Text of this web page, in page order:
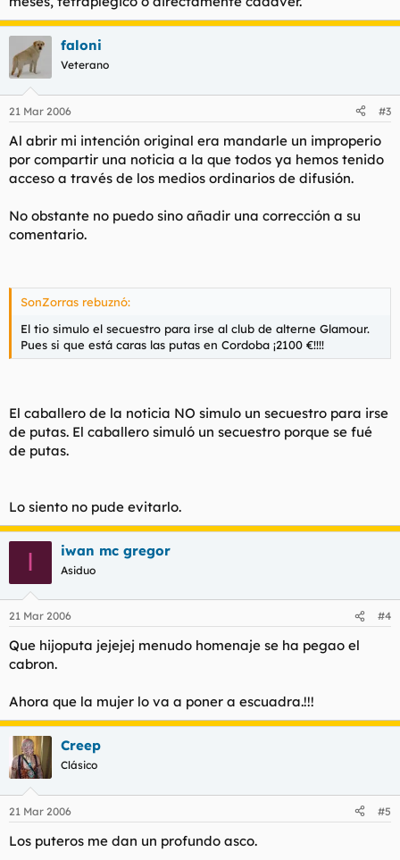
faloni
Veterano
21 Mar 2006 #3
Al abrir mi intención original era mandarle un improperio
por compartir una noticia a la que todos ya hemos tenido
acceso a través de los medios ordinarios de difusión.
No obstante no puedo sino añadir una corrección a su
comentario.
SonZorras rebuznó:
El tio simulo el secuestro para irse al club de alterne Glamour.
Pues si que está caras las putas en Cordoba ¡2100 €!!!!
El caballero de la noticia NO simulo un secuestro para irse
de putas. El caballero simuló un secuestro porque se fué
de putas.
Lo siento no pude evitarlo.
I iwan mc gregor
Asiduo
21 Mar 2006 #4
Que hijoputa jejejej menudo homenaje se ha pegao el
cabron.
Ahora que la mujer lo va a poner a escuadra.!!!
Creep
Clásico
21 Mar 2006 #5
Los puteros me dan un profundo asco.